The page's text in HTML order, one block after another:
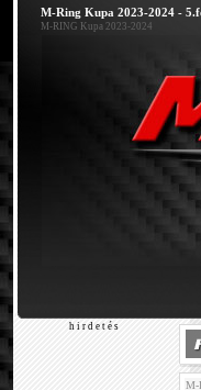
M-Ring Kupa 2023-2024 -
M-RING Kupa 2023-2024
h i r d e t é s
M-